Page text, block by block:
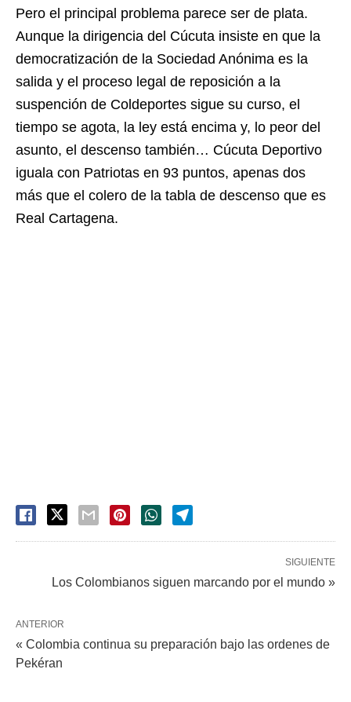
Pero el principal problema parece ser de plata.
Aunque la dirigencia del Cúcuta insiste en que la
democratización de la Sociedad Anónima es la
salida y el proceso legal de reposición a la
suspención de Coldeportes sigue su curso, el
tiempo se agota, la ley está encima y, lo peor del
asunto, el descenso también… Cúcuta Deportivo
iguala con Patriotas en 93 puntos, apenas dos
más que el colero de la tabla de descenso que es
Real Cartagena.
SIGUIENTE
Los Colombianos siguen marcando por el mundo »
ANTERIOR
« Colombia continua su preparación bajo las ordenes de
Pekéran